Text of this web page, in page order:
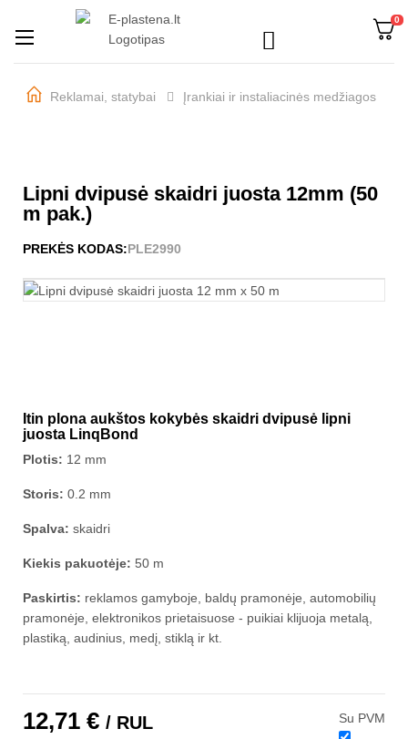

0
Perjungti
☰
Reklamai, statybai Įrankiai ir instaliacinės medžiagos
Lipni dvipusė skaidri juosta 12mm (50
m pak.)
PREKĖS KODAS:PLE2990
Itin plona aukštos kokybės skaidri dvipusė lipni
juosta LinqBond
Plotis: 12 mm
Storis: 0.2 mm
Spalva: skaidri
Kiekis pakuotėje: 50 m
Paskirtis: reklamos gamyboje, baldų pramonėje, automobilių
pramonėje, elektronikos prietaisuose - puikiai klijuoja metalą,
plastiką, audinius, medį, stiklą ir kt.
12,71 € / RUL Su PVM